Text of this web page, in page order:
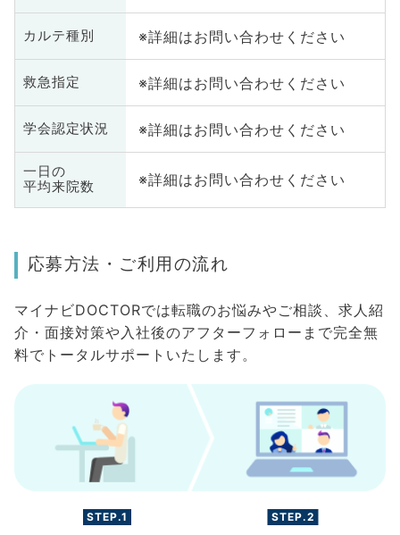
カルテ種別 ※詳細はお問い合わせください
救急指定 ※詳細はお問い合わせください
学会認定状況 ※詳細はお問い合わせください
一日の
平均来院数
※詳細はお問い合わせください
応募方法・ご利用の流れ
マイナビDOCTORでは転職のお悩みやご相談、求人紹
介・面接対策や入社後のアフターフォローまで完全無
料でトータルサポートいたします。
STEP.1 STEP.2